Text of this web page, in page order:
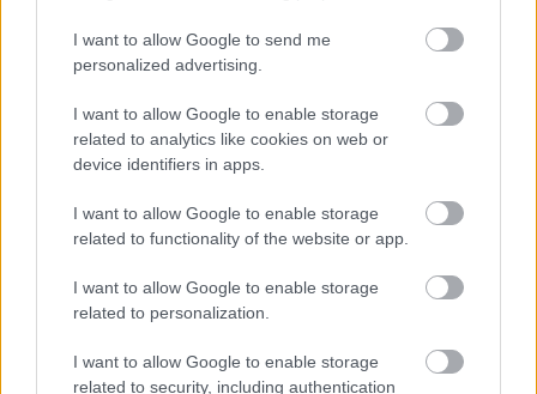
I want to allow Google to send me
personalized advertising.
I want to allow Google to enable storage
related to analytics like cookies on web or
device identifiers in apps.
I want to allow Google to enable storage
related to functionality of the website or app.
I want to allow Google to enable storage
related to personalization.
I want to allow Google to enable storage
related to security, including authentication